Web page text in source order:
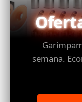
semana.